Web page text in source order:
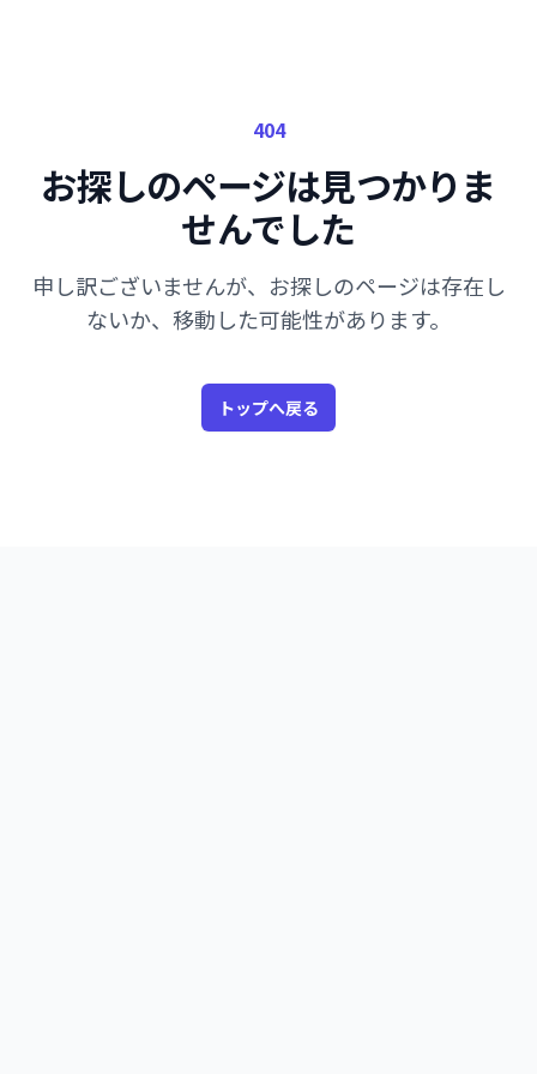
404
お探しのページは見つかりま
せんでした
申し訳ございませんが、お探しのページは存在し
ないか、移動した可能性があります。
トップへ戻る